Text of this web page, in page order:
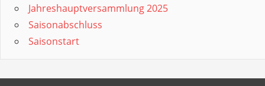
Jahreshauptversammlung 2025
Saisonabschluss
Saisonstart